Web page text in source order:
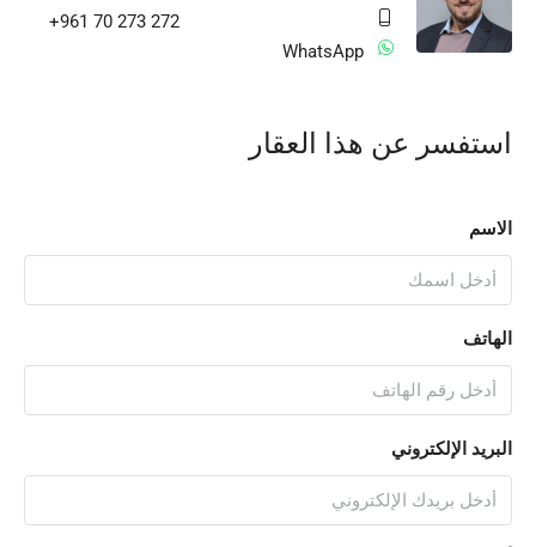
+961 70 273 272
WhatsApp
استفسر عن هذا العقار
الاسم
الهاتف
البريد الإلكتروني